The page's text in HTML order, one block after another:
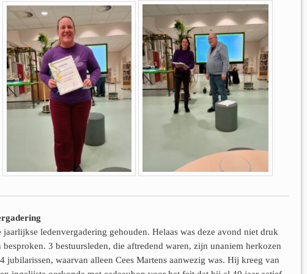
ledenvergadering gehouden. Helaas was deze avond niet druk
3 bestuursleden, die aftredend waren, zijn unaniem herkozen
jubilarissen, waarvan alleen Cees Martens aanwezig was. Hij kreeg van